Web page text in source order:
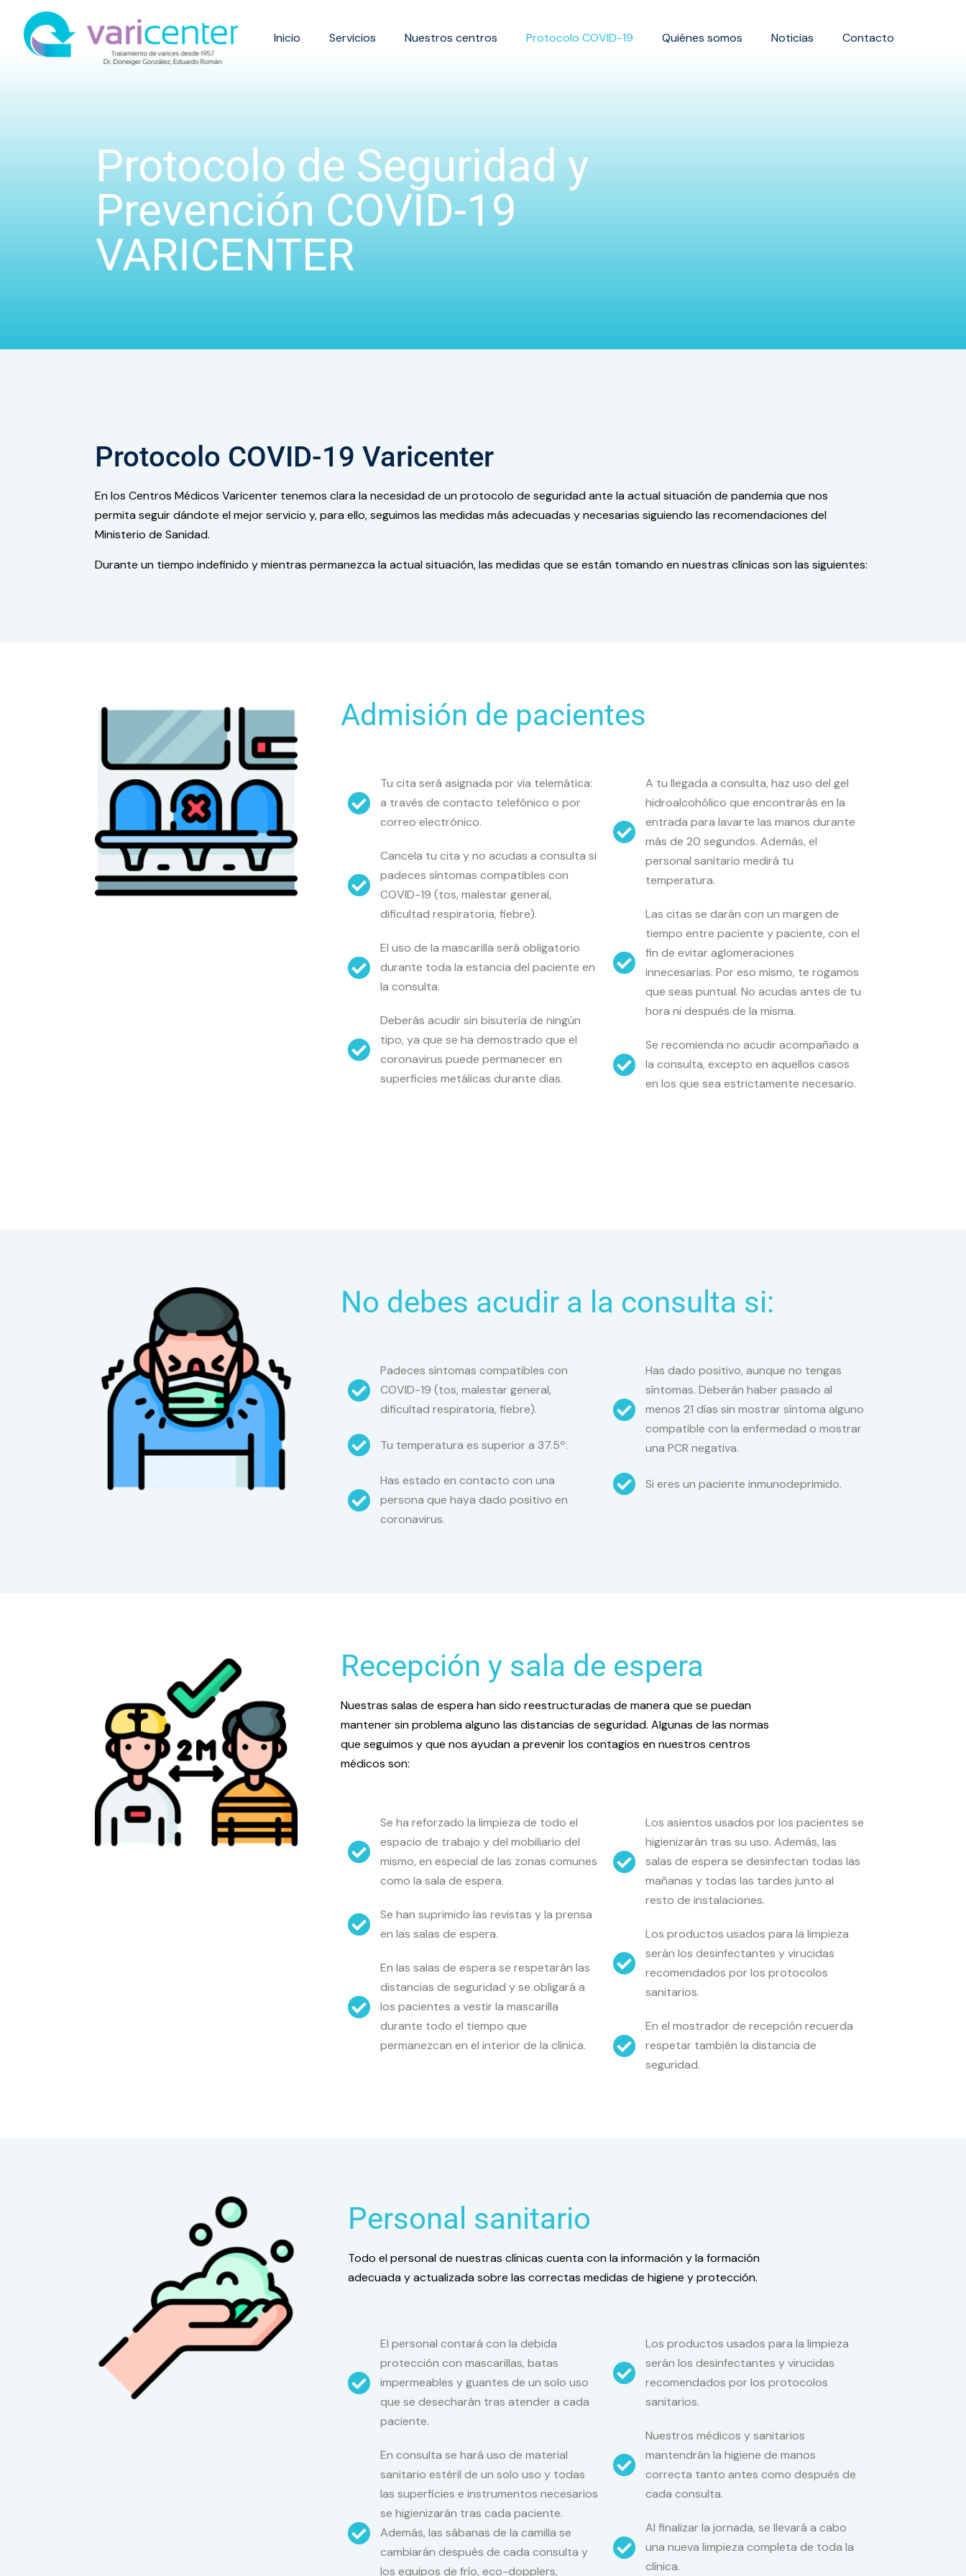
Inicio Servicios Nuestros centros Protocolo COVID-19 Quiénes somos Noticias Contacto
Protocolo de Seguridad y
Prevención COVID-19
VARICENTER
Protocolo COVID-19 Varicenter
En los Centros Médicos Varicenter tenemos clara la necesidad de un protocolo de seguridad ante la actual situación de pandemia que nos
permita seguir dándote el mejor servicio y, para ello, seguimos las medidas más adecuadas y necesarias siguiendo las recomendaciones del
Ministerio de Sanidad.
Durante un tiempo indefinido y mientras permanezca la actual situación, las medidas que se están tomando en nuestras clínicas son las siguientes:
Admisión de pacientes
Tu cita será asignada por vía telemática:
a través de contacto telefónico o por
correo electrónico.
Cancela tu cita y no acudas a consulta si
padeces síntomas compatibles con
COVID-19 (tos, malestar general,
dificultad respiratoria, fiebre).
El uso de la mascarilla será obligatorio
durante toda la estancia del paciente en
la consulta.
Deberás acudir sin bisutería de ningún
tipo, ya que se ha demostrado que el
coronavirus puede permanecer en
superficies metálicas durante días.
A tu llegada a consulta, haz uso del gel
hidroalcohólico que encontrarás en la
entrada para lavarte las manos durante
más de 20 segundos. Además, el
personal sanitario medirá tu
temperatura.
Las citas se darán con un margen de
tiempo entre paciente y paciente, con el
fin de evitar aglomeraciones
innecesarias. Por eso mismo, te rogamos
que seas puntual. No acudas antes de tu
hora ni después de la misma.
Se recomienda no acudir acompañado a
la consulta, excepto en aquellos casos
en los que sea estrictamente necesario.
No debes acudir a la consulta si:
Padeces síntomas compatibles con
COVID-19 (tos, malestar general,
dificultad respiratoria, fiebre).
Tu temperatura es superior a 37.5º.
Has estado en contacto con una
persona que haya dado positivo en
coronavirus.
Has dado positivo, aunque no tengas
síntomas. Deberán haber pasado al
menos 21 días sin mostrar síntoma alguno
compatible con la enfermedad o mostrar
una PCR negativa.
Si eres un paciente inmunodeprimido.
Recepción y sala de espera
Nuestras salas de espera han sido reestructuradas de manera que se puedan
mantener sin problema alguno las distancias de seguridad. Algunas de las normas
que seguimos y que nos ayudan a prevenir los contagios en nuestros centros
médicos son:
Se ha reforzado la limpieza de todo el
espacio de trabajo y del mobiliario del
mismo, en especial de las zonas comunes
como la sala de espera.
Se han suprimido las revistas y la prensa
en las salas de espera.
En las salas de espera se respetarán las
distancias de seguridad y se obligará a
los pacientes a vestir la mascarilla
durante todo el tiempo que
permanezcan en el interior de la clínica.
Los asientos usados por los pacientes se
higienizarán tras su uso. Además, las
salas de espera se desinfectan todas las
mañanas y todas las tardes junto al
resto de instalaciones.
Los productos usados para la limpieza
serán los desinfectantes y virucidas
recomendados por los protocolos
sanitarios.
En el mostrador de recepción recuerda
respetar también la distancia de
seguridad.
Personal sanitario
Todo el personal de nuestras clínicas cuenta con la información y la formación
adecuada y actualizada sobre las correctas medidas de higiene y protección.
El personal contará con la debida
protección con mascarillas, batas
impermeables y guantes de un solo uso
que se desecharán tras atender a cada
paciente.
En consulta se hará uso de material
sanitario estéril de un solo uso y todas
las superficies e instrumentos necesarios
se higienizarán tras cada paciente.
Además, las sábanas de la camilla se
cambiarán después de cada consulta y
los equipos de frío, eco-dopplers,
Los productos usados para la limpieza
serán los desinfectantes y virucidas
recomendados por los protocolos
sanitarios.
Nuestros médicos y sanitarios
mantendrán la higiene de manos
correcta tanto antes como después de
cada consulta.
Al finalizar la jornada, se llevará a cabo
una nueva limpieza completa de toda la
clínica.